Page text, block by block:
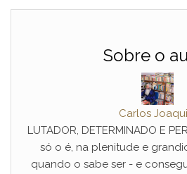
Sobre o
Carlos
LUTADOR, DETERMINADO E
só o é, na plenitude e
quando o sabe ser - e